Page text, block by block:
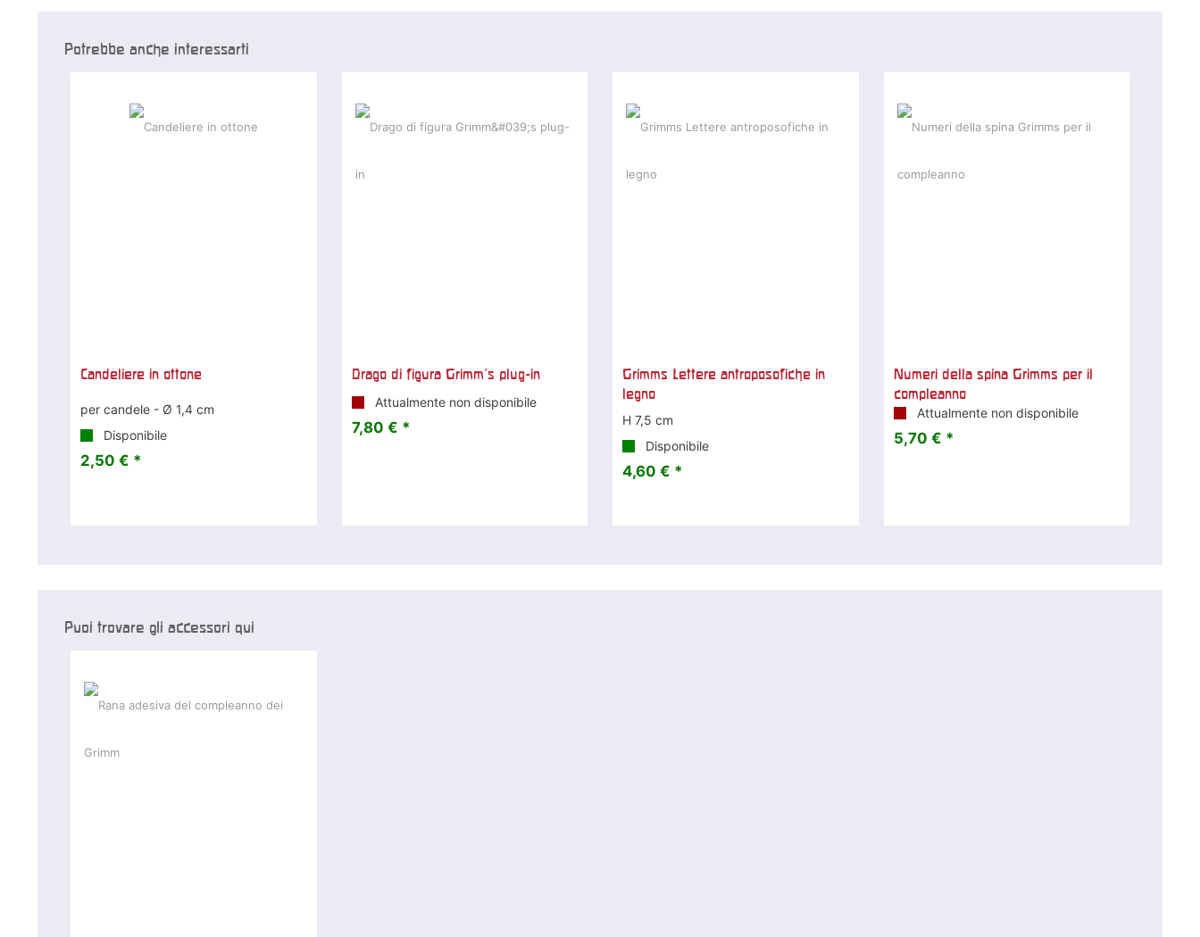
Potrebbe anche interessarti
Candeliere in ottone
per candele - Ø 1,4 cm
Disponibile
2,50 € *
Drago di figura Grimm's plug-in
Attualmente non disponibile
7,80 € *
Grimms Lettere antroposofiche in
legno
H 7,5 cm
Disponibile
4,60 € *
Numeri della spina Grimms per il
compleanno
Attualmente non disponibile
5,70 € *
Puoi trovare gli accessori qui